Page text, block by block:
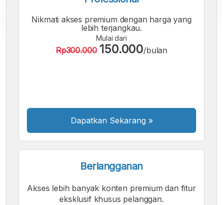
Font
A
Font
A
Font
Nikmati akses premium dengan harga yang
lebih terjangkau.
Mulai dari
Rp300.000 150.000/bulan
Dapatkan Sekarang »
Berlangganan
Akses lebih banyak konten premium dan fitur
eksklusif khusus pelanggan.